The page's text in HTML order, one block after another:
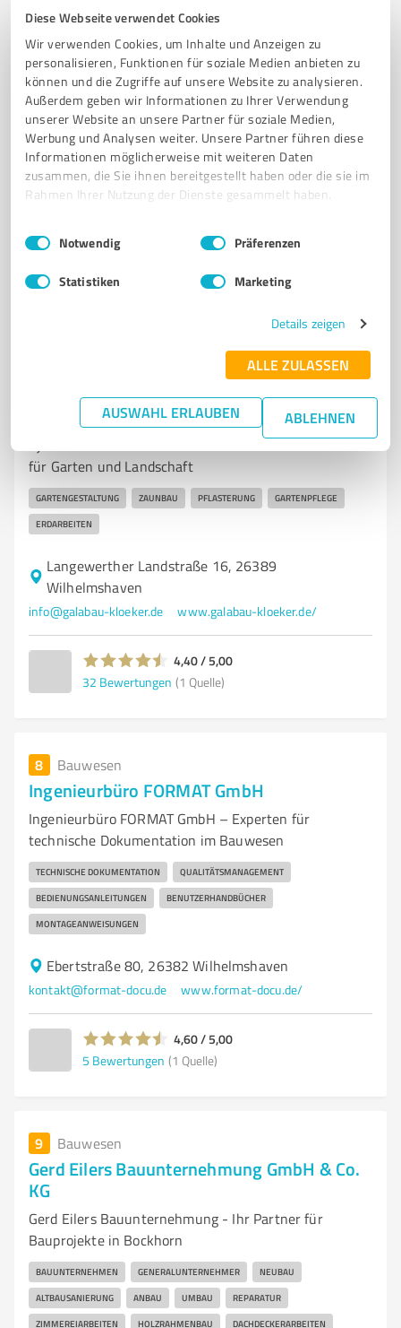
Diese Webseite verwendet Cookies
Wir verwenden Cookies, um Inhalte und Anzeigen zu
personalisieren, Funktionen für soziale Medien anbieten zu
können und die Zugriffe auf unsere Website zu analysieren.
Außerdem geben wir Informationen zu Ihrer Verwendung
unserer Website an unsere Partner für soziale Medien,
Werbung und Analysen weiter. Unsere Partner führen diese
Informationen möglicherweise mit weiteren Daten
zusammen, die Sie ihnen bereitgestellt haben oder die sie im
Rahmen Ihrer Nutzung der Dienste gesammelt haben.
Impressum Datenschutzbestimmungen
Einwilligungsauswahl
Notwendig Präferenzen
Statistiken Marketing
Details zeigen
ALLE ZULASSEN
AUSWAHL ERLAUBEN ABLEHNEN
Erdbau und landwirtschaftliche Dienstleistungen in
Friesland von Günther Bäcker
ERDBAU TIEFBAU PFLASTERARBEITEN
LANDWIRTSCHAFTLICHE DIENSTLEISTUNGEN GRASHÄCKSEL
NACHHALTIGE LANDWIRTSCHAFT BETONARBEITEN
ROHRVERLEGEARBEITEN ÖKOLOGISCHE BAUSTOFFE FUHRBETRIEB
KOMMUNALE DIENSTLEISTUNGEN INNOVATIVE LÖSUNGEN
info@baecker-gmbh.de baecker-gmbh.de/
4,80 / 5,00
Björn Klöker Garten und Landschaftsbau
Björn Klöker Garten und Landschaftsbau – Ihr Partner
für Garten und Landschaft
GARTENGESTALTUNG ZAUNBAU PFLASTERUNG GARTENPFLEGE
ERDARBEITEN
Langewerther Landstraße 16, 26389
Wilhelmshaven
info@galabau-kloeker.de www.galabau-kloeker.de/
4,40 / 5,00
32 Bewertungen (1 Quelle)
8 Bauwesen
Ingenieurbüro FORMAT GmbH
Ingenieurbüro FORMAT GmbH – Experten für
technische Dokumentation im Bauwesen
TECHNISCHE DOKUMENTATION QUALITÄTSMANAGEMENT
BEDIENUNGSANLEITUNGEN BENUTZERHANDBÜCHER
MONTAGEANWEISUNGEN
Ebertstraße 80, 26382 Wilhelmshaven
kontakt@format-docu.de www.format-docu.de/
4,60 / 5,00
5 Bewertungen (1 Quelle)
9 Bauwesen
Gerd Eilers Bauunternehmung GmbH & Co.
KG
Gerd Eilers Bauunternehmung - Ihr Partner für
Bauprojekte in Bockhorn
BAUUNTERNEHMEN GENERALUNTERNEHMER NEUBAU
ALTBAUSANIERUNG ANBAU UMBAU REPARATUR
ZIMMEREIARBEITEN HOLZRAHMENBAU DACHDECKERARBEITEN